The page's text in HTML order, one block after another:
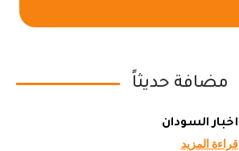
مضافة حديثاً
أخبار السودان
قراءة المزيد